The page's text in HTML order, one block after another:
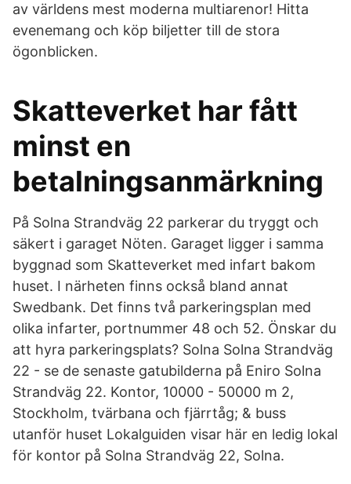
av världens mest moderna multiarenor! Hitta
evenemang och köp biljetter till de stora
ögonblicken.
Skatteverket har fått
minst en
betalningsanmärkning
På Solna Strandväg 22 parkerar du tryggt och
säkert i garaget Nöten. Garaget ligger i samma
byggnad som Skatteverket med infart bakom
huset. I närheten finns också bland annat
Swedbank. Det finns två parkeringsplan med
olika infarter, portnummer 48 och 52. Önskar du
att hyra parkeringsplats? Solna Solna Strandväg
22 - se de senaste gatubilderna på Eniro Solna
Strandväg 22. Kontor, 10000 - 50000 m 2,
Stockholm, tvärbana och fjärrtåg; & buss
utanför huset Lokalguiden visar här en ledig lokal
för kontor på Solna Strandväg 22, Solna.